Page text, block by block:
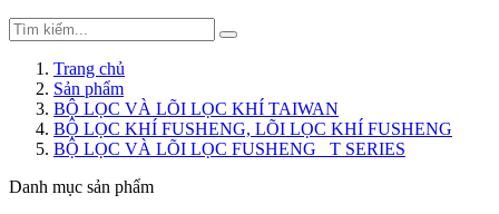
Trang chủ
Sản phẩm
BỘ LỌC VÀ LÕI LỌC KHÍ TAIWAN
BỘ LỌC KHÍ FUSHENG, LÕI LỌC KHÍ FUSHENG
BỘ LỌC VÀ LÕI LỌC FUSHENG_ T SERIES
Danh mục sản phẩm